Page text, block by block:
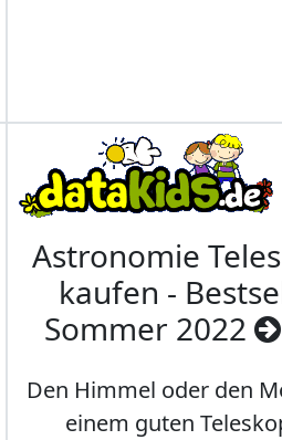
Astronomie
kaufen -
Sommer 2022
Den Himmel oder den
einem guten